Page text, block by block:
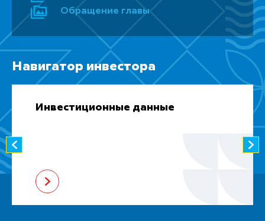
Обращение главы
Навигатор инвестора
Инвестиционные данные